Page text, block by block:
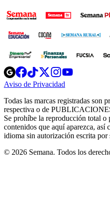
Opens
in
new
Opens
in
new
Opens
in
new
window
Opens
new
windowwindow
Aviso de Privacidad
new
window
Todas las marcas registradas son
respectiva o de
Se prohíbe la reproducción total o
contenidos que aquí aparezca, así
idioma sin autorización escrita por
© 2026 Semana. Todos los